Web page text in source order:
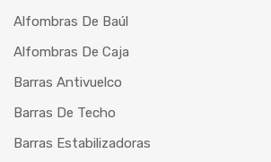
Alfombras De Baúl
Alfombras De Caja
Barras Antivuelco
Barras De Techo
Barras Estabilizadoras